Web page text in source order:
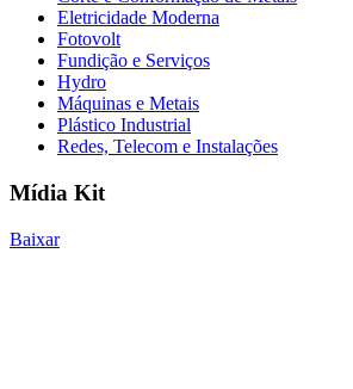
Eletricidade Moderna
Fotovolt
Fundição e Serviços
Hydro
Máquinas e Metais
Plástico Industrial
Redes, Telecom e Instalações
Mídia Kit
Baixar